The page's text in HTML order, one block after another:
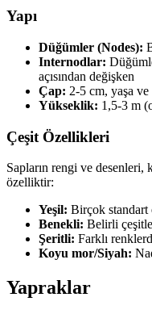
Yapı
Düğümler (Nodes):
Internodlar:
açısından değişken
Çap: 2-5 cm, yaşa ve
Yükseklik: 1,5-3 m
Çeşit Özellikleri
Sapların rengi ve desenleri,
özelliktir:
Yeşil: Birçok standart
Benekli: Belirli
Şeritli: Farklı
Koyu mor/Siyah:
Yapraklar